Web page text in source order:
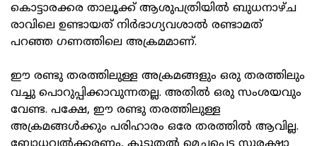
കൊട്ടാരക്കര താലൂക്ക് ആശുപത്രിയില്‍ ബുധനാഴ്ച
രാവിലെ ഉണ്ടായത് നിര്‍ഭാഗ്യവശാല്‍ രണ്ടാമത്
പറഞ്ഞ ഗണത്തിലെ അക്രമമാണ്.
ഈ രണ്ടു തരത്തിലുള്ള അക്രമങ്ങളും ഒരു തരത്തിലും
വച്ചു പൊറുപ്പിക്കാവുന്നതല്ല. അതില്‍ ഒരു സംശയവും
വേണ്ട. പക്ഷേ, ഈ രണ്ടു തരത്തിലുള്ള
അക്രമങ്ങള്‍ക്കും പരിഹാരം ഒരേ തരത്തില്‍ ആവില്ല.